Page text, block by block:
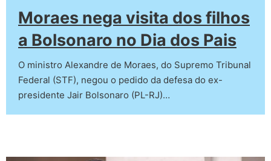
Moraes nega visita dos filhos
a Bolsonaro no Dia dos Pais
O ministro Alexandre de Moraes, do Supremo Tribunal
Federal (STF), negou o pedido da defesa do ex-
presidente Jair Bolsonaro (PL-RJ)…